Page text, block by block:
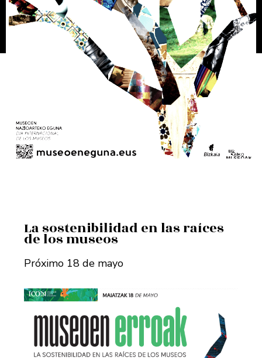
La sostenibilidad en las raíces
de los museos
Próximo 18 de mayo